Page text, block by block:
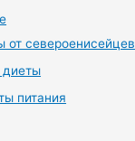
от североенисейцев
диеты
питания